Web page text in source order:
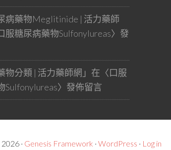
病藥物Meglitinide | 活力藥師
服糖尿病藥物Sulfonylureas〉發
物分類 | 活力藥師網 」在〈口服
Sulfonylureas〉發佈留言
· Genesis Framework · WordPress · Log in